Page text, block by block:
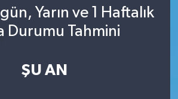
Yarın ve 1 Haftalık
Durumu Tahmini
ŞU AN
Durumu ve Fikstür